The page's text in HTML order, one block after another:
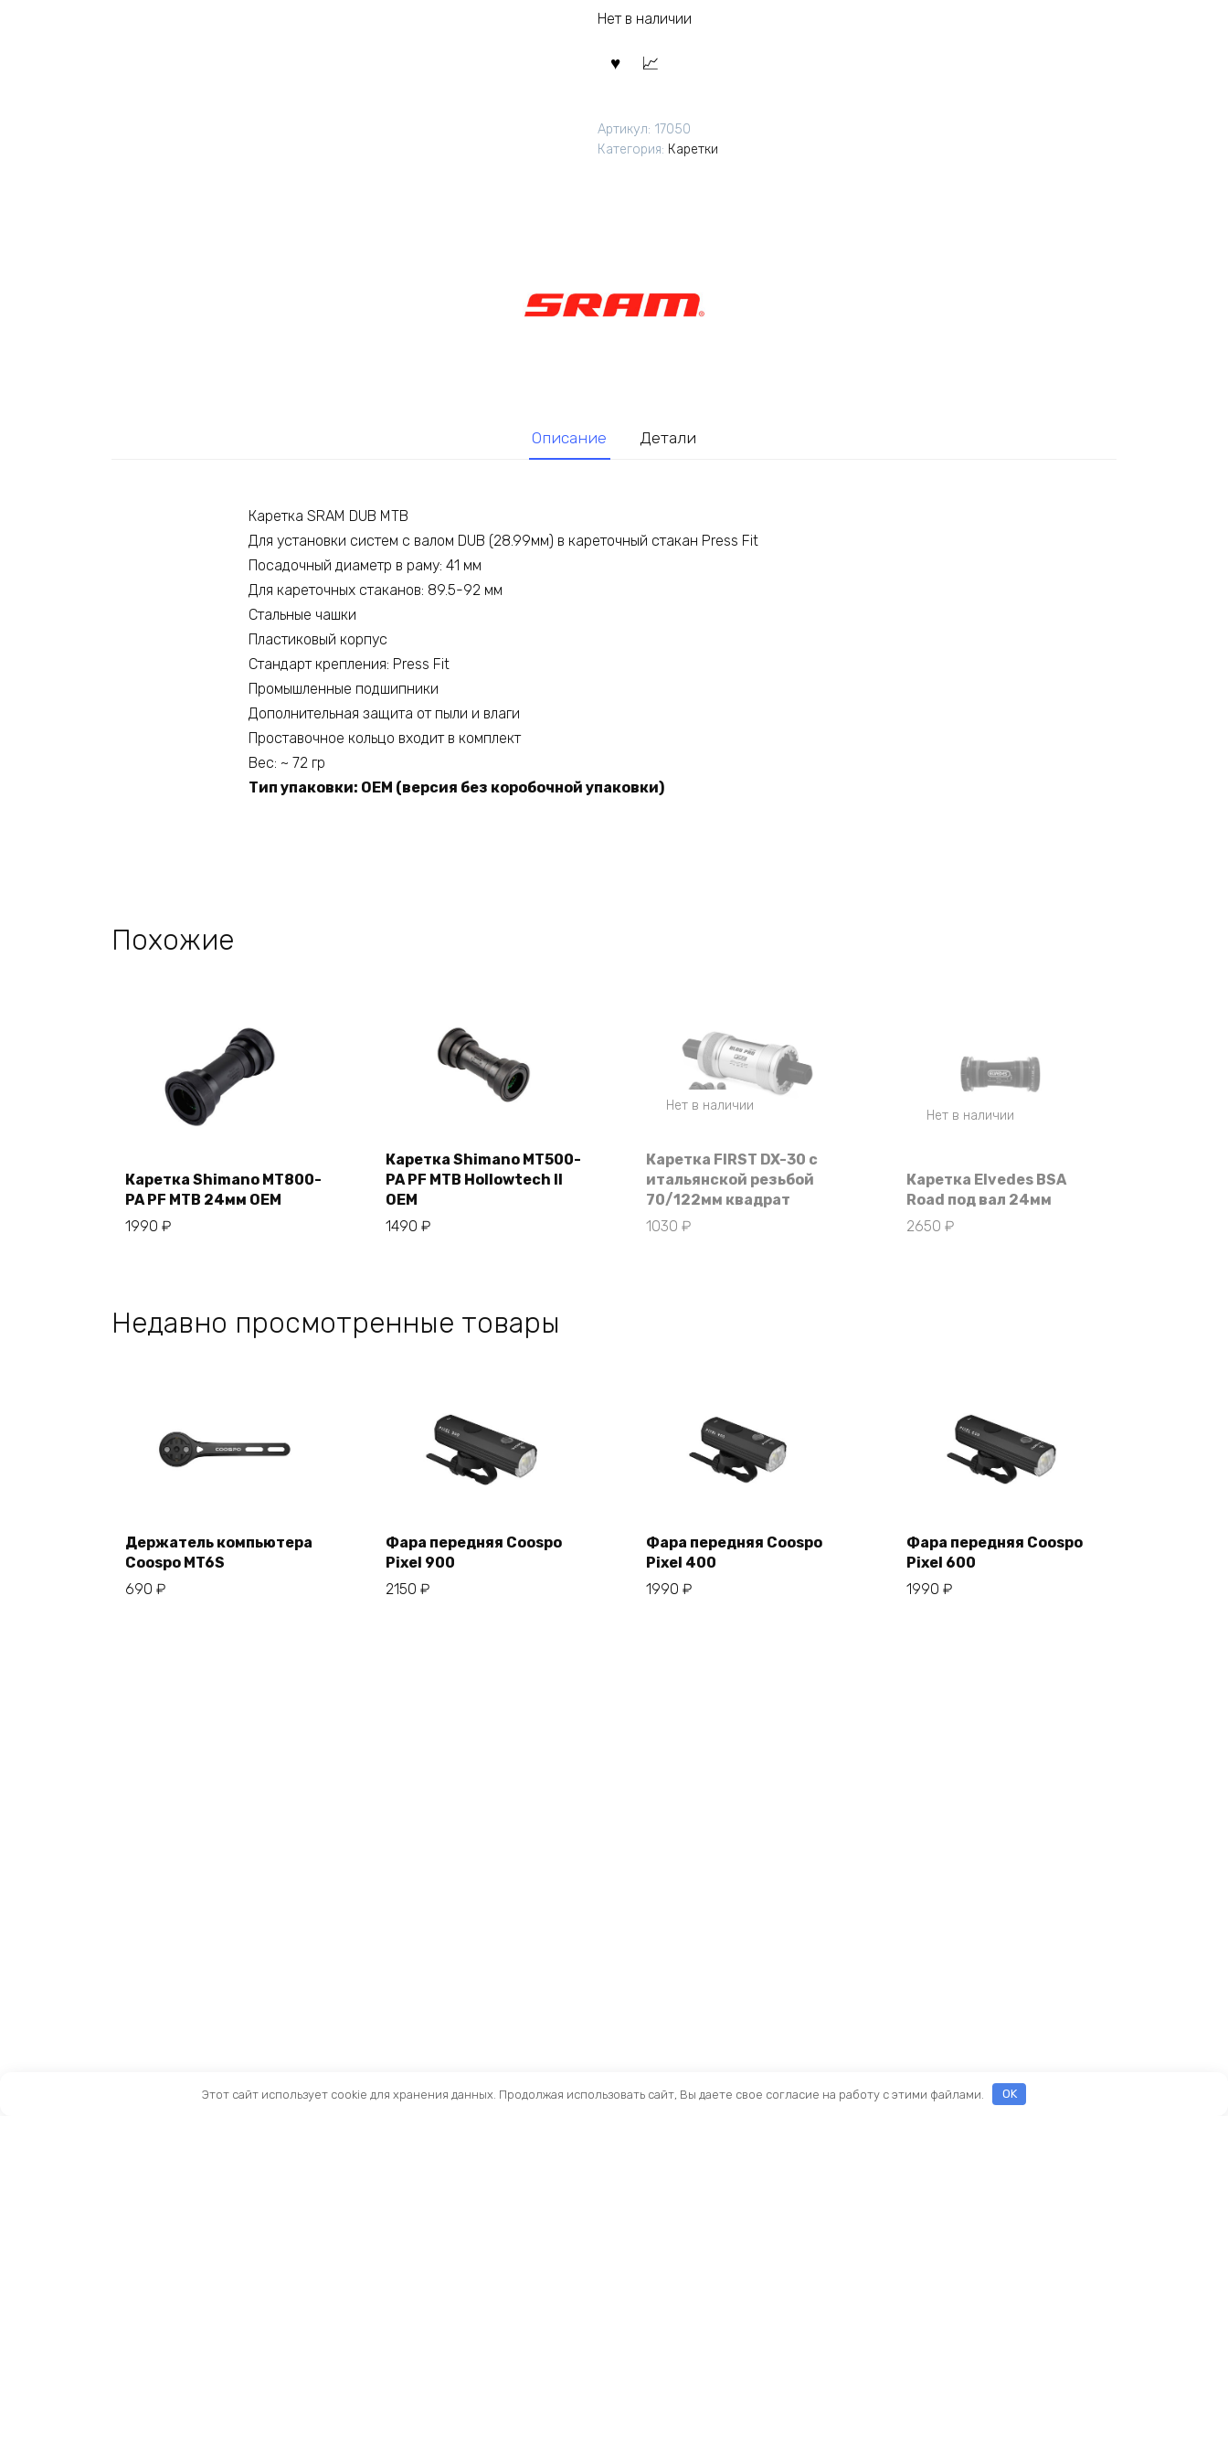
Нет в наличии
Артикул: 17050
Категория: Каретки
Описание Детали
Каретка SRAM DUB MTB
Для установки систем c валом DUB (28.99мм) в кареточный стакан Press Fit
Посадочный диаметр в раму: 41 мм
Для кареточных стаканов: 89.5-92 мм
Стальные чашки
Пластиковый корпус
Стандарт крепления: Press Fit
Промышленные подшипники
Дополнительная защита от пыли и влаги
Проставочное кольцо входит в комплект
Вес: ~ 72 гр
Тип упаковки: OEM (версия без коробочной упаковки)
Похожие
В корзину
Каретка Shimano MT800-
PA PF MTB 24мм OEM
1990 ₽
Каретка Shimano MT500-
PA PF MTB Hollowtech II
OEM
1490 ₽
Нет в наличии
Каретка FIRST DX-30 с
итальянской резьбой
70/122мм квадрат
1030 ₽
Нет в наличии
Каретка Elvedes BSA
Road под вал 24мм
2650 ₽
Недавно просмотренные товары
Держатель компьютера
Coospo MT6S
690 ₽
Фара передняя Coospo
Pixel 900
2150 ₽
Фара передняя Coospo
Pixel 400
1990 ₽
Фара передняя Coospo
Pixel 600
1990 ₽
Этот сайт использует cookie для хранения данных. Продолжая использовать сайт, Вы даете свое согласие на работу с этими файлами. OK